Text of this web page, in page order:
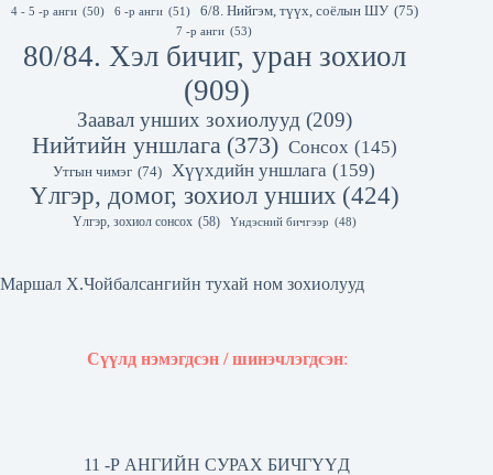
4 - 5 -р анги (50) 6 -р анги (51) 6/8. Нийгэм, түүх, соёлын ШУ (75)
7 -р анги (53)
80/84. Хэл бичиг, уран зохиол
(909)
Заавал унших зохиолууд (209)
Нийтийн уншлага (373) Сонсох (145)
Утгын чимэг (74) Хүүхдийн уншлага (159)
Үлгэр, домог, зохиол унших (424)
Үлгэр, зохиол сонсох (58) Үндэсний бичгээр (48)
Маршал Х.Чойбалсангийн тухай ном зохиолууд
Сүүлд нэмэгдсэн / шинэчлэгдсэн:
11 -Р АНГИЙН СУРАХ БИЧГҮҮД